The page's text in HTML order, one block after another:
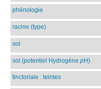
phénologie
racine (type)
sol
sol (potentiel Hydrogène pH)
tinctoriale : teintes